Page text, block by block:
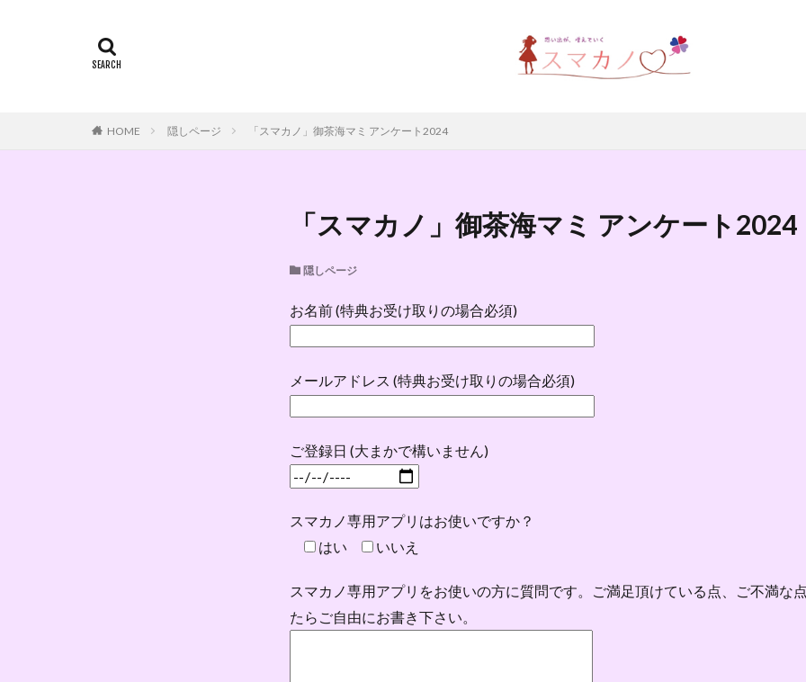
HOME 隠しページ 「スマカノ」御茶海マミ アンケート2024
「スマカノ」御茶海マミ アンケート2024
隠しページ
お名前 (特典お受け取りの場合必須)
メールアドレス (特典お受け取りの場合必須)
ご登録日 (大まかで構いません)
スマカノ専用アプリはお使いですか？
はい
いいえ
スマカノ専用アプリをお使いの方に質問です。ご満足頂けている点、ご不満な
たらご自由にお書き下さい。